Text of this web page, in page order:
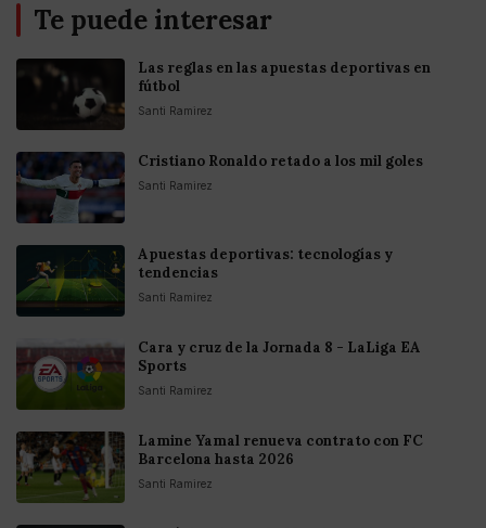
Te puede interesar
Las reglas en las apuestas deportivas en
fútbol
Santi Ramirez
Cristiano Ronaldo retado a los mil goles
Santi Ramirez
Apuestas deportivas: tecnologías y
tendencias
Santi Ramirez
Cara y cruz de la Jornada 8 - LaLiga EA
Sports
Santi Ramirez
Lamine Yamal renueva contrato con FC
Barcelona hasta 2026
Santi Ramirez